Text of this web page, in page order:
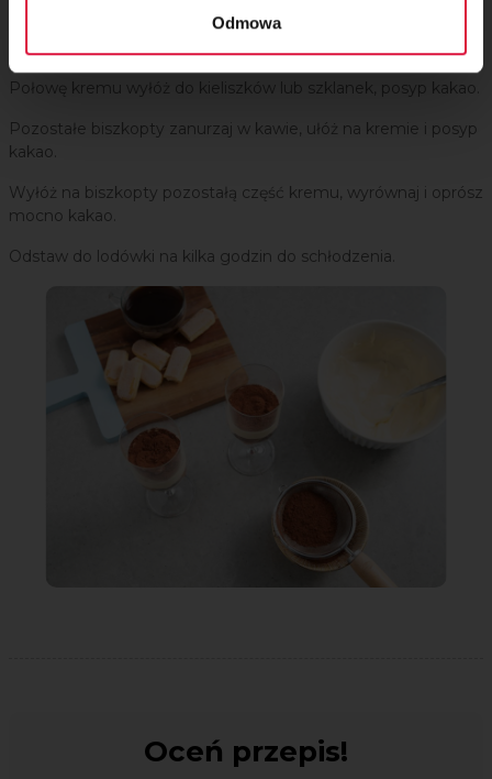
Odmowa
Krok 6
Połowę kremu wyłóż do kieliszków lub szklanek, posyp kakao.
Pozostałe biszkopty zanurzaj w kawie, ułóż na kremie i posyp
kakao.
Wyłóż na biszkopty pozostałą część kremu, wyrównaj i oprósz
mocno kakao.
Odstaw do lodówki na kilka godzin do schłodzenia.
Oceń przepis!